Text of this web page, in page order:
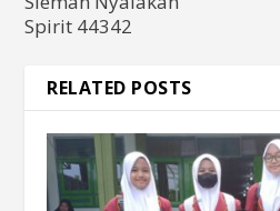
Spirit 44342
RELATED POSTS